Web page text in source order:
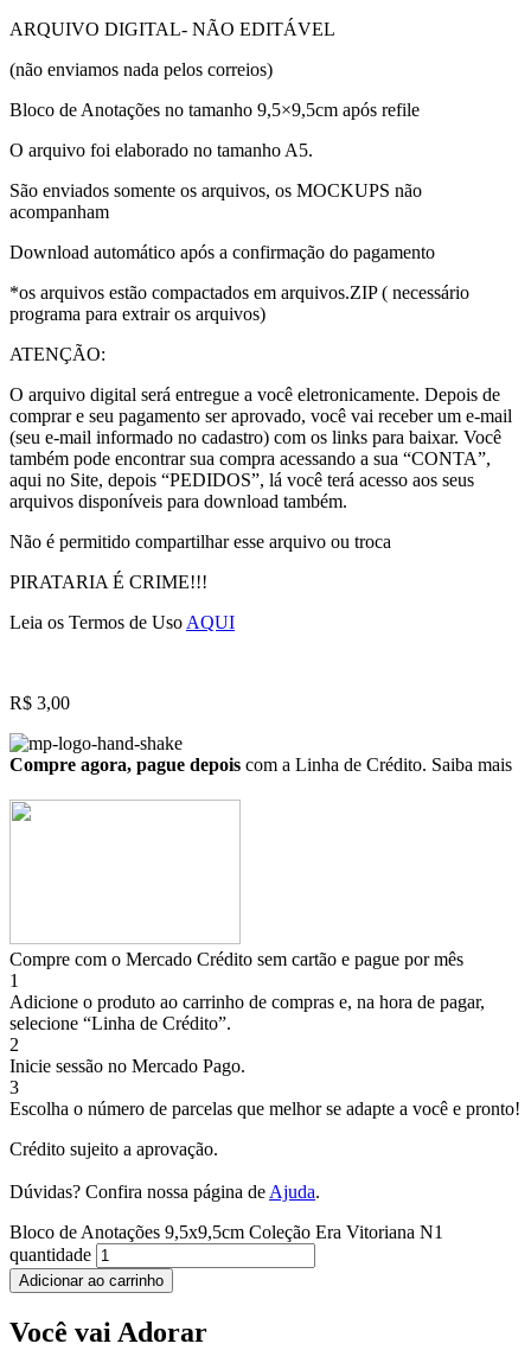
ARQUIVO DIGITAL- NÃO EDITÁVEL
(não enviamos nada pelos correios)
Bloco de Anotações no tamanho 9,5×9,5cm após refile
O arquivo foi elaborado no tamanho A5.
São enviados somente os arquivos, os MOCKUPS não
acompanham
Download automático após a confirmação do pagamento
*os arquivos estão compactados em arquivos.ZIP ( necessário
programa para extrair os arquivos)
ATENÇÃO:
O arquivo digital será entregue a você eletronicamente. Depois de
comprar e seu pagamento ser aprovado, você vai receber um e-mail
(seu e-mail informado no cadastro) com os links para baixar. Você
também pode encontrar sua compra acessando a sua “CONTA”,
aqui no Site, depois “PEDIDOS”, lá você terá acesso aos seus
arquivos disponíveis para download também.
Não é permitido compartilhar esse arquivo ou troca
PIRATARIA É CRIME!!!
Leia os Termos de Uso AQUI
R$ 3,00
Compre agora, pague depois com a Linha de Crédito. Saiba mais
Compre com o Mercado Crédito sem cartão e pague por mês
1
Adicione o produto ao carrinho de compras e, na hora de pagar,
selecione “Linha de Crédito”.
2
Inicie sessão no Mercado Pago.
3
Escolha o número de parcelas que melhor se adapte a você e pronto!
Crédito sujeito a aprovação.
Dúvidas? Confira nossa página de Ajuda.
Bloco de Anotações 9,5x9,5cm Coleção Era Vitoriana N1
quantidade
Adicionar ao carrinho
Você vai Adorar